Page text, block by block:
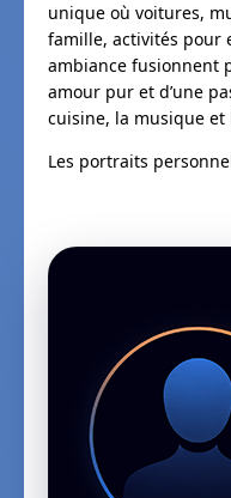
unique où voitures,
famille, activités pour
ambiance fusionnent
amour pur et d’une
cuisine, la musique et
Les portraits